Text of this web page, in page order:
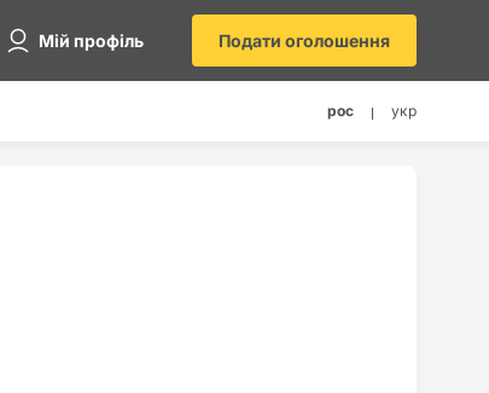
Мій профіль Подати оголошення
рос укр